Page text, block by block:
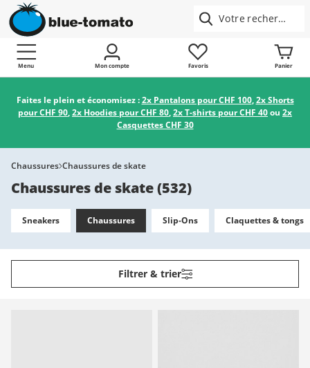
Menu Mon compte Favoris Panier
Faites le plein et économisez :2x Pantalons pour CHF 100,2x Shorts
pour CHF 90,2x Hoodies pour CHF 80,2x T-shirts pour CHF 40ou 2x
Casquettes CHF 30
Chaussures Chaussures de skate
Chaussures de skate(532)
Sneakers Chaussures Slip-Ons Claquettes & tongs
Filtrer & trier